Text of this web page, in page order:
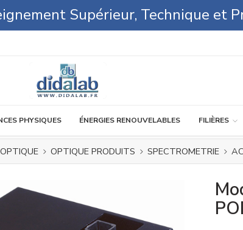
Supérieur, Technique et
PHYSIQUES ÉNERGIES RENOUVELABLES FILIÈRES
OPTIQUE OPTIQUE PRODUITS SPECTROMETRIE